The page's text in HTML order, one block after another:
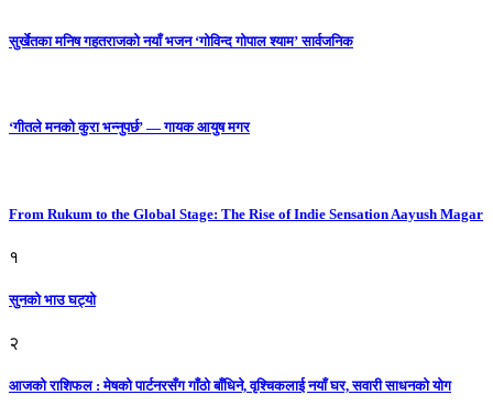
सुर्खेतका मनिष गहतराजको नयाँ भजन ‘गोविन्द गोपाल श्याम’ सार्वजनिक
‘गीतले मनको कुरा भन्नुपर्छ’ — गायक आयुष मगर
From Rukum to the Global Stage: The Rise of Indie Sensation Aayush Magar
१
सुनको भाउ घट्याे
२
आजको राशिफल : मेषको पार्टनरसँग गाँठो बाँधिने, वृश्चिकलाई नयाँ घर, सवारी साधनकाे याेग